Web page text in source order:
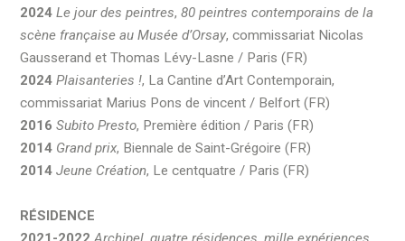
2024 Le jour des peintres, 80 peintres contemporains de la
scène française au Musée d’Orsay, commissariat Nicolas
Gausserand et Thomas Lévy-Lasne / Paris (FR)
2024 Plaisanteries !, La Cantine d’Art Contemporain,
commissariat Marius Pons de vincent / Belfort (FR)
2016 Subito Presto, Première édition / Paris (FR)
2014 Grand prix, Biennale de Saint-Grégoire (FR)
2014 Jeune Création, Le centquatre / Paris (FR)
RÉSIDENCE